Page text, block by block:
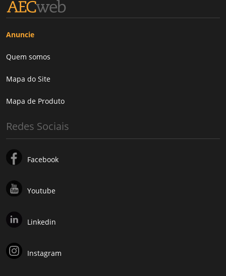
Anuncie
Quem somos
Mapa do Site
Mapa de Produto
Redes Sociais
Facebook
Youtube
Linkedin
Instagram